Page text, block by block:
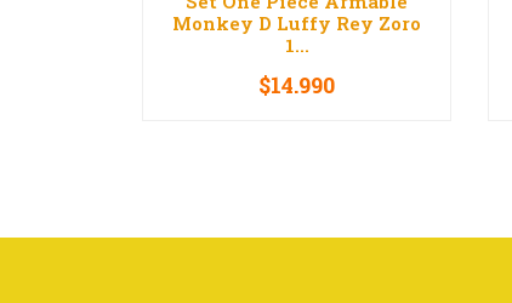
Monkey D Luffy Rey Zoro
1...
VER OPCIONES
$14.990